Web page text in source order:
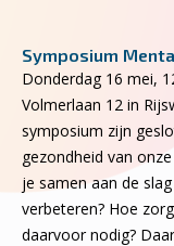
Symposium
Donderdag 16 mei,
Volmerlaan 12 in
symposium zijn
gezondheid van
je samen aan de
verbeteren? Hoe
daarvoor nodig?